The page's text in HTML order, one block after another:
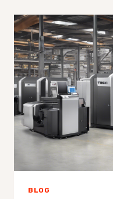
BLOG